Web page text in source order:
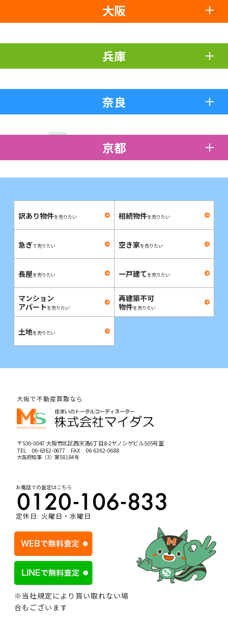
大阪
兵庫
奈良
京都
訳あり物件を売りたい 相続物件を売りたい
急ぎで売りたい 空き家を売りたい
長屋を売りたい 一戸建てを売りたい
マンション
アパートを売りたい
再建築不可
物件を売りたい
土地を売りたい
大阪で不動産買取なら
〒530-0047 大阪市北区西天満6丁目8-2ヤノシゲビル505号室
TEL 06-6362-0677FAX 06-6362-0688
大阪府知事（3）第58184号
お電話での査定はこちら
定休日: 火曜日・水曜日
※当社規定により買い取れない場
合もございます